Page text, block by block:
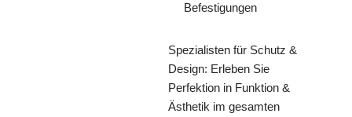
Befestigungen
Spezialisten für Schutz &
Design: Erleben Sie
Perfektion in Funktion &
Ästhetik im gesamten